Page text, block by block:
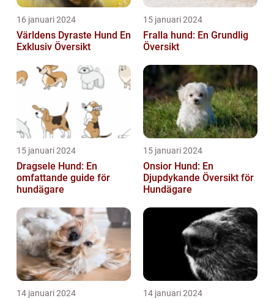
16 januari 2024
Världens Dyraste Hund En
Exklusiv Översikt
15 januari 2024
Fralla hund: En Grundlig
Översikt
15 januari 2024
Dragsele Hund: En
omfattande guide för
hundägare
15 januari 2024
Onsior Hund: En
Djupdykande Översikt för
Hundägare
14 januari 2024 14 januari 2024